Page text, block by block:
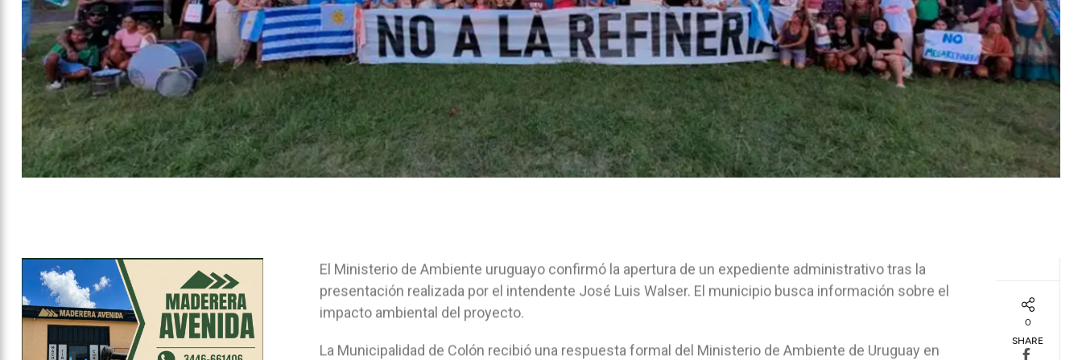
El Ministerio de Ambiente uruguayo confirmó la apertura de un expediente administrativo tras la
presentación realizada por el intendente José Luis Walser. El municipio busca información sobre el
impacto ambiental del proyecto.
La Municipalidad de Colón recibió una respuesta formal del Ministerio de Ambiente de Uruguay en
0
SHARE